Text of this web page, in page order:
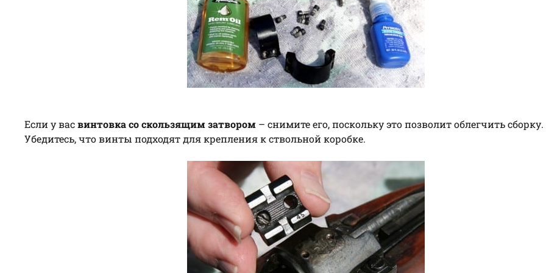
Если у васвинтовка со скользящим затвором – снимите его, поскольку это позволит облегчить сборку.
Убедитесь, что винты подходят для крепления к ствольной коробке.